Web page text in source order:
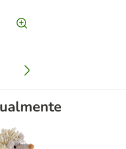
juguete para perro con sonido